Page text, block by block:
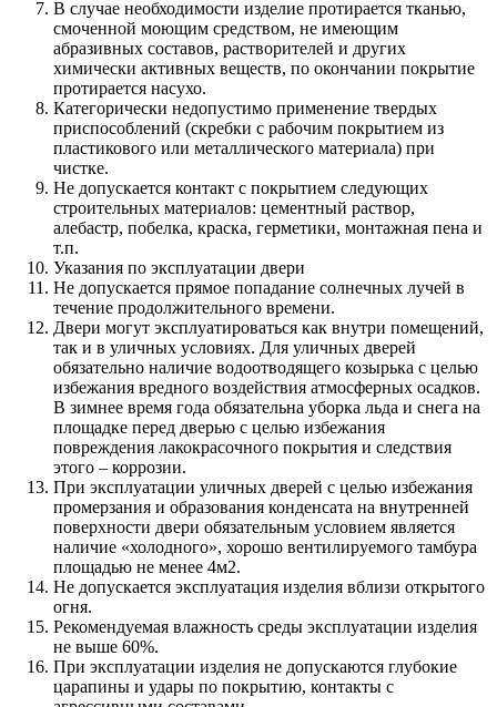
В случае необходимости изделие протирается тканью,
смоченной моющим средством, не имеющим
абразивных составов, растворителей и других
химически активных веществ, по окончании покрытие
протирается насухо.
Категорически недопустимо применение твердых
приспособлений (скребки с рабочим покрытием из
пластикового или металлического материала) при
чистке.
Не допускается контакт с покрытием следующих
строительных материалов: цементный раствор,
алебастр, побелка, краска, герметики, монтажная пена и
т.п.
Указания по эксплуатации двери
Не допускается прямое попадание солнечных лучей в
течение продолжительного времени.
Двери могут эксплуатироваться как внутри помещений,
так и в уличных условиях. Для уличных дверей
обязательно наличие водоотводящего козырька с целью
избежания вредного воздействия атмосферных осадков.
В зимнее время года обязательна уборка льда и снега на
площадке перед дверью с целью избежания
повреждения лакокрасочного покрытия и следствия
этого – коррозии.
При эксплуатации уличных дверей с целью избежания
промерзания и образования конденсата на внутренней
поверхности двери обязательным условием является
наличие «холодного», хорошо вентилируемого тамбура
площадью не менее 4м2.
Не допускается эксплуатация изделия вблизи открытого
огня.
Рекомендуемая влажность среды эксплуатации изделия
не выше 60%.
При эксплуатации изделия не допускаются глубокие
царапины и удары по покрытию, контакты с